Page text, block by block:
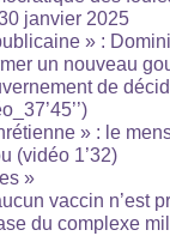
janvier 2025
» :
un nouveau
de
» : le
(vidéo 1’32)
»
vaccin n’est
du complexe